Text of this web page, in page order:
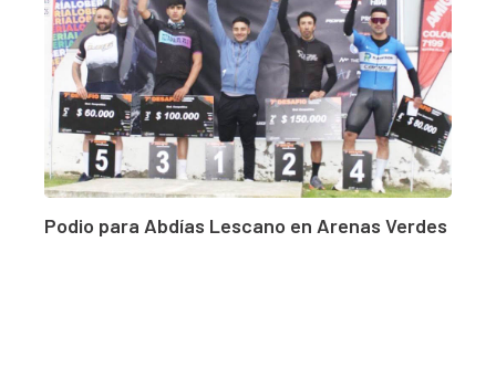
Podio para Abdías Lescano en Arenas Verdes